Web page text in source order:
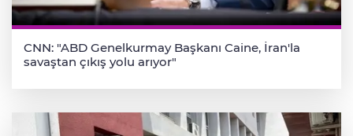
CNN: "ABD Genelkurmay Başkanı Caine, İran'la
savaştan çıkış yolu arıyor"